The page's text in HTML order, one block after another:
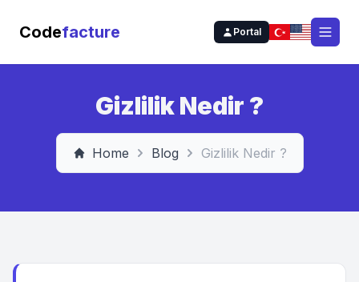
Codefacture Portal
Gizlilik Nedir ?
Home Blog Gizlilik Nedir ?